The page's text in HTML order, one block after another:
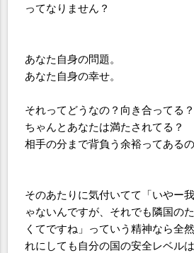
ってなりません？
あなた自身の問題。
あなた自身の幸せ。
それってどうなの？向き合ってる？
ちゃんとあなたは満たされてる？
相手の分まで背負う余裕ってある
そのあたりに気付いてて「いやー
ゃないんですが、それでも隣国の
くてですね」っていう精神なら全
れにしても自分の国の安全レベル